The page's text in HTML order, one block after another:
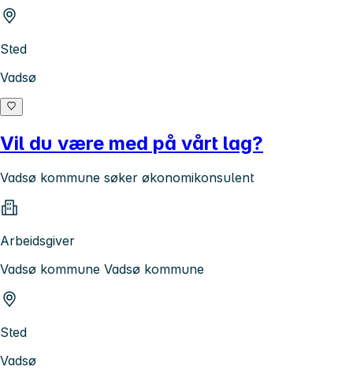
Sted
Vadsø
Vil du være med på vårt lag?
Vadsø kommune søker økonomikonsulent
Arbeidsgiver
Vadsø kommune Vadsø kommune
Sted
Vadsø